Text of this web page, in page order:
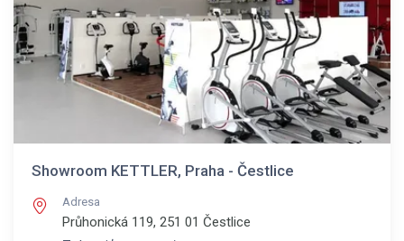
Showroom KETTLER, Praha - Čestlice
Adresa
Průhonická 119, 251 01 Čestlice